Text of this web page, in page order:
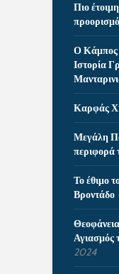
Πιο
προορισμό
Ο Κάμπος
Ιστορία
Καρφάς
Μεγάλη
περιφορά
Το έθιμο
Βροντάδο
Αγιασμός
2024